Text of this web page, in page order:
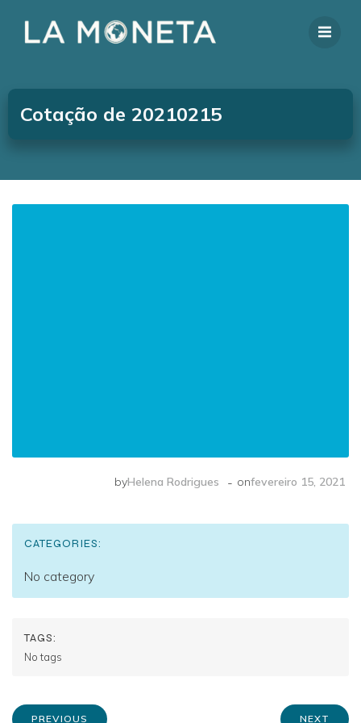
Cotação de 20210215
byHelena Rodrigues - onfevereiro 15, 2021
CATEGORIES:
No category
TAGS:
No tags
PREVIOUS NEXT